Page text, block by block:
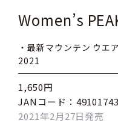
Women’s
・最新マウンテン ウエ
2021
1,650円
JANコード：
2021年2月27日発売